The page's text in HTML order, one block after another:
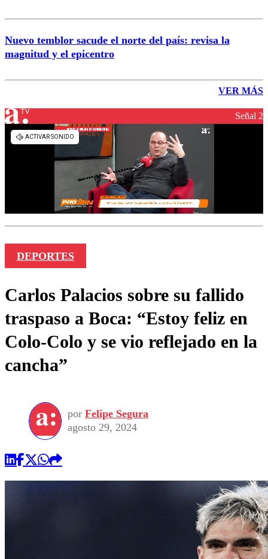
Nuevo temblor sacude el norte del país: revisa la
magnitud y el epicentro
VER MÁS
Señal 2
DEPORTES
Carlos Palacios sobre su fallido
traspaso a Boca: “Estoy feliz en
Colo-Colo y se vio reflejado en la
cancha”
por Felipe Segura
agosto 29, 2024